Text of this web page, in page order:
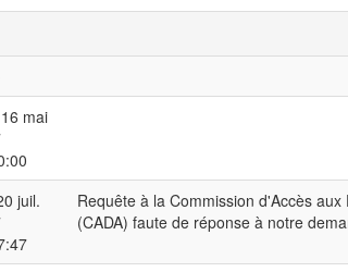
mai
juil.
Requête à la Commission d'Accès
(CADA) faute de réponse à notre